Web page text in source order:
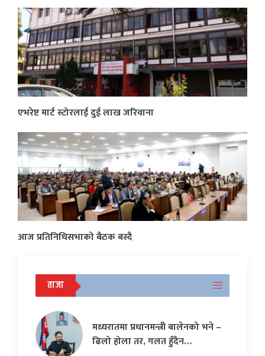
एभरेष्ट मार्ट स्टोरलाई दुई लाख जरिवाना
आज प्रतिनिधिसभाको बैठक बस्दै
ताजा
मध्यरातमा प्रधानमन्त्री बालेनको भने –
ढिलो होला तर, गलत हुँदैन…